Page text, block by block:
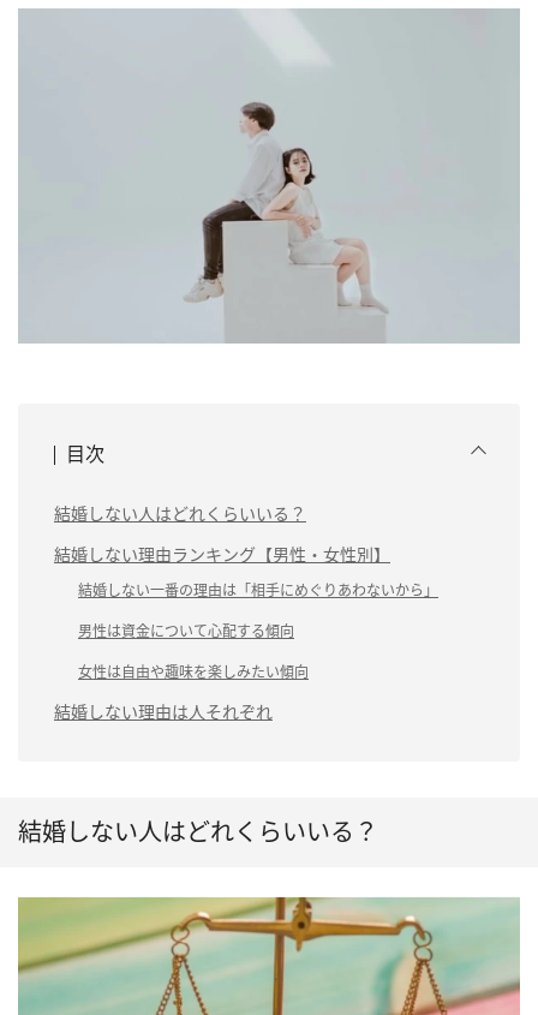
目次
結婚しない人はどれくらいいる？
結婚しない理由ランキング【男性・女性別】
結婚しない一番の理由は「相手にめぐりあわないから」
男性は資金について心配する傾向
女性は自由や趣味を楽しみたい傾向
結婚しない理由は人それぞれ
結婚しない人はどれくらいいる？